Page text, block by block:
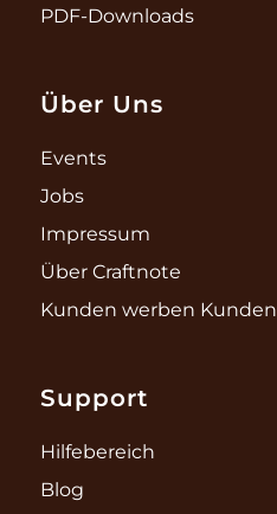
PDF-Downloads
Über Uns
Events
Jobs
Impressum
Über Craftnote
Kunden werben Kunden
Support
Hilfebereich
Blog